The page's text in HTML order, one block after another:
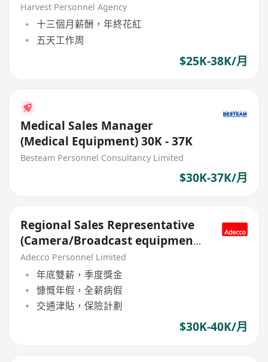
Harvest Personnel Agency
十三個月薪酬，年終花紅
五天工作周
$25K-38K/月
Medical Sales Manager
(Medical Equipment) 30K - 37K
Besteam Personnel Consultancy Limited
$30K-37K/月
Regional Sales Representative
(Camera/Broadcast equipment)
- UK Listed Company
Adecco Personnel Limited
年底雙薪，季度獎金
慷慨年假，全薪病假
交通津貼，保險計劃
$30K-40K/月